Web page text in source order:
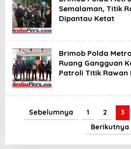
Semalaman, Titik
Dipantau Ketat
Brimob Polda
Ruang Gangguan
Patroli Titik Rawan
Sebelumnya 1 2 3
Berikutnya